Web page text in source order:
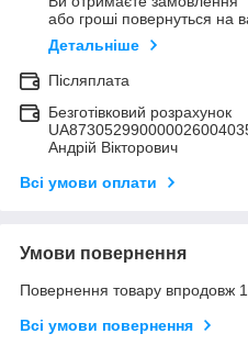
або гроші повернуться на
Детальніше
Післяплата
Безготівковий розрахунок
Андрій Вікторович
Всі умови оплати
Умови повернення
Повернення товару впродовж
Всі умови повернення